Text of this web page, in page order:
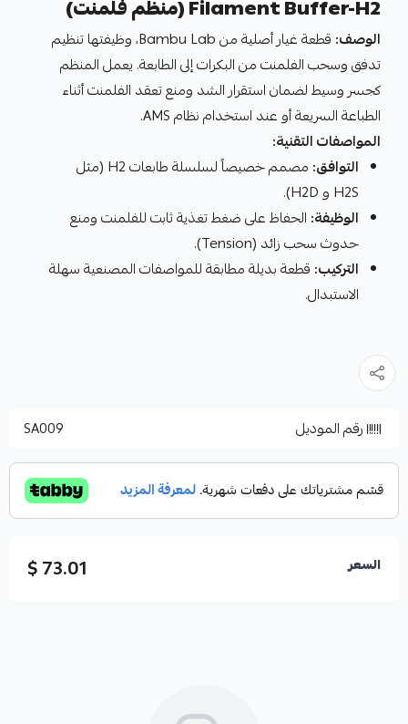
Filament Buffer-H2 (منظم فلمنت)
الوصف:
قطعة غيار أصلية من Bambu Lab، وظيفتها تنظيم
تدفق وسحب الفلمنت من البكرات إلى الطابعة. يعمل المنظم
كجسر وسيط لضمان استقرار الشد ومنع تعقد الفلمنت أثناء
الطباعة السريعة أو عند استخدام نظام AMS.
المواصفات التقنية:
التوافق:
مصمم خصيصاً لسلسلة طابعات H2 (مثل
H2S و H2D).
الوظيفة: الحفاظ على ضغط تغذية ثابت للفلمنت ومنع
حدوث سحب زائد (Tension).
التركيب: قطعة بديلة مطابقة للمواصفات المصنعية سهلة
الاستبدال.
رقم الموديل SA009
السعر 73.01 $